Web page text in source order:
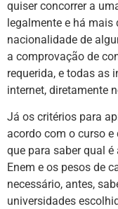
quiser concorrer a
legalmente e há mais
nacionalidade de
a comprovação de
requerida, e todas as
internet, diretamente
Já os critérios para
acordo com o curso
que para saber qual
Enem e os pesos de
necessário, antes,
universidades